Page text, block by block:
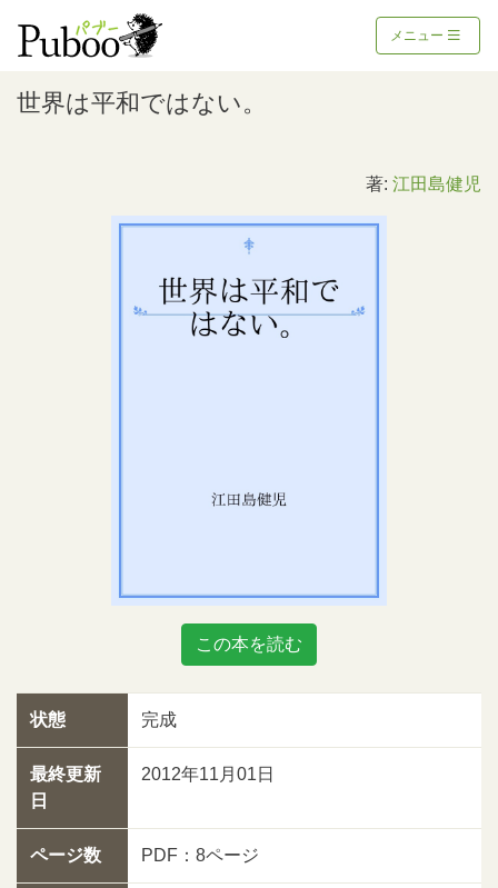
メニュー
世界は平和ではない。
著: 江田島健児
この本を読む
状態 完成
最終更新
日
2012年11月01日
ページ数 PDF：8ページ